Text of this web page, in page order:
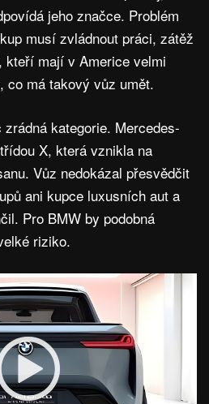
jeho značce. Problém
musí zvládnout práci, zátěž
mají v Americe velmi
co má takový vůz umět.
kategorie. Mercedes-
X, která vznikla na
Vůz nedokázal přesvědčit
ani kupce luxusních aut a
Pro BMW by podobná
riziko.